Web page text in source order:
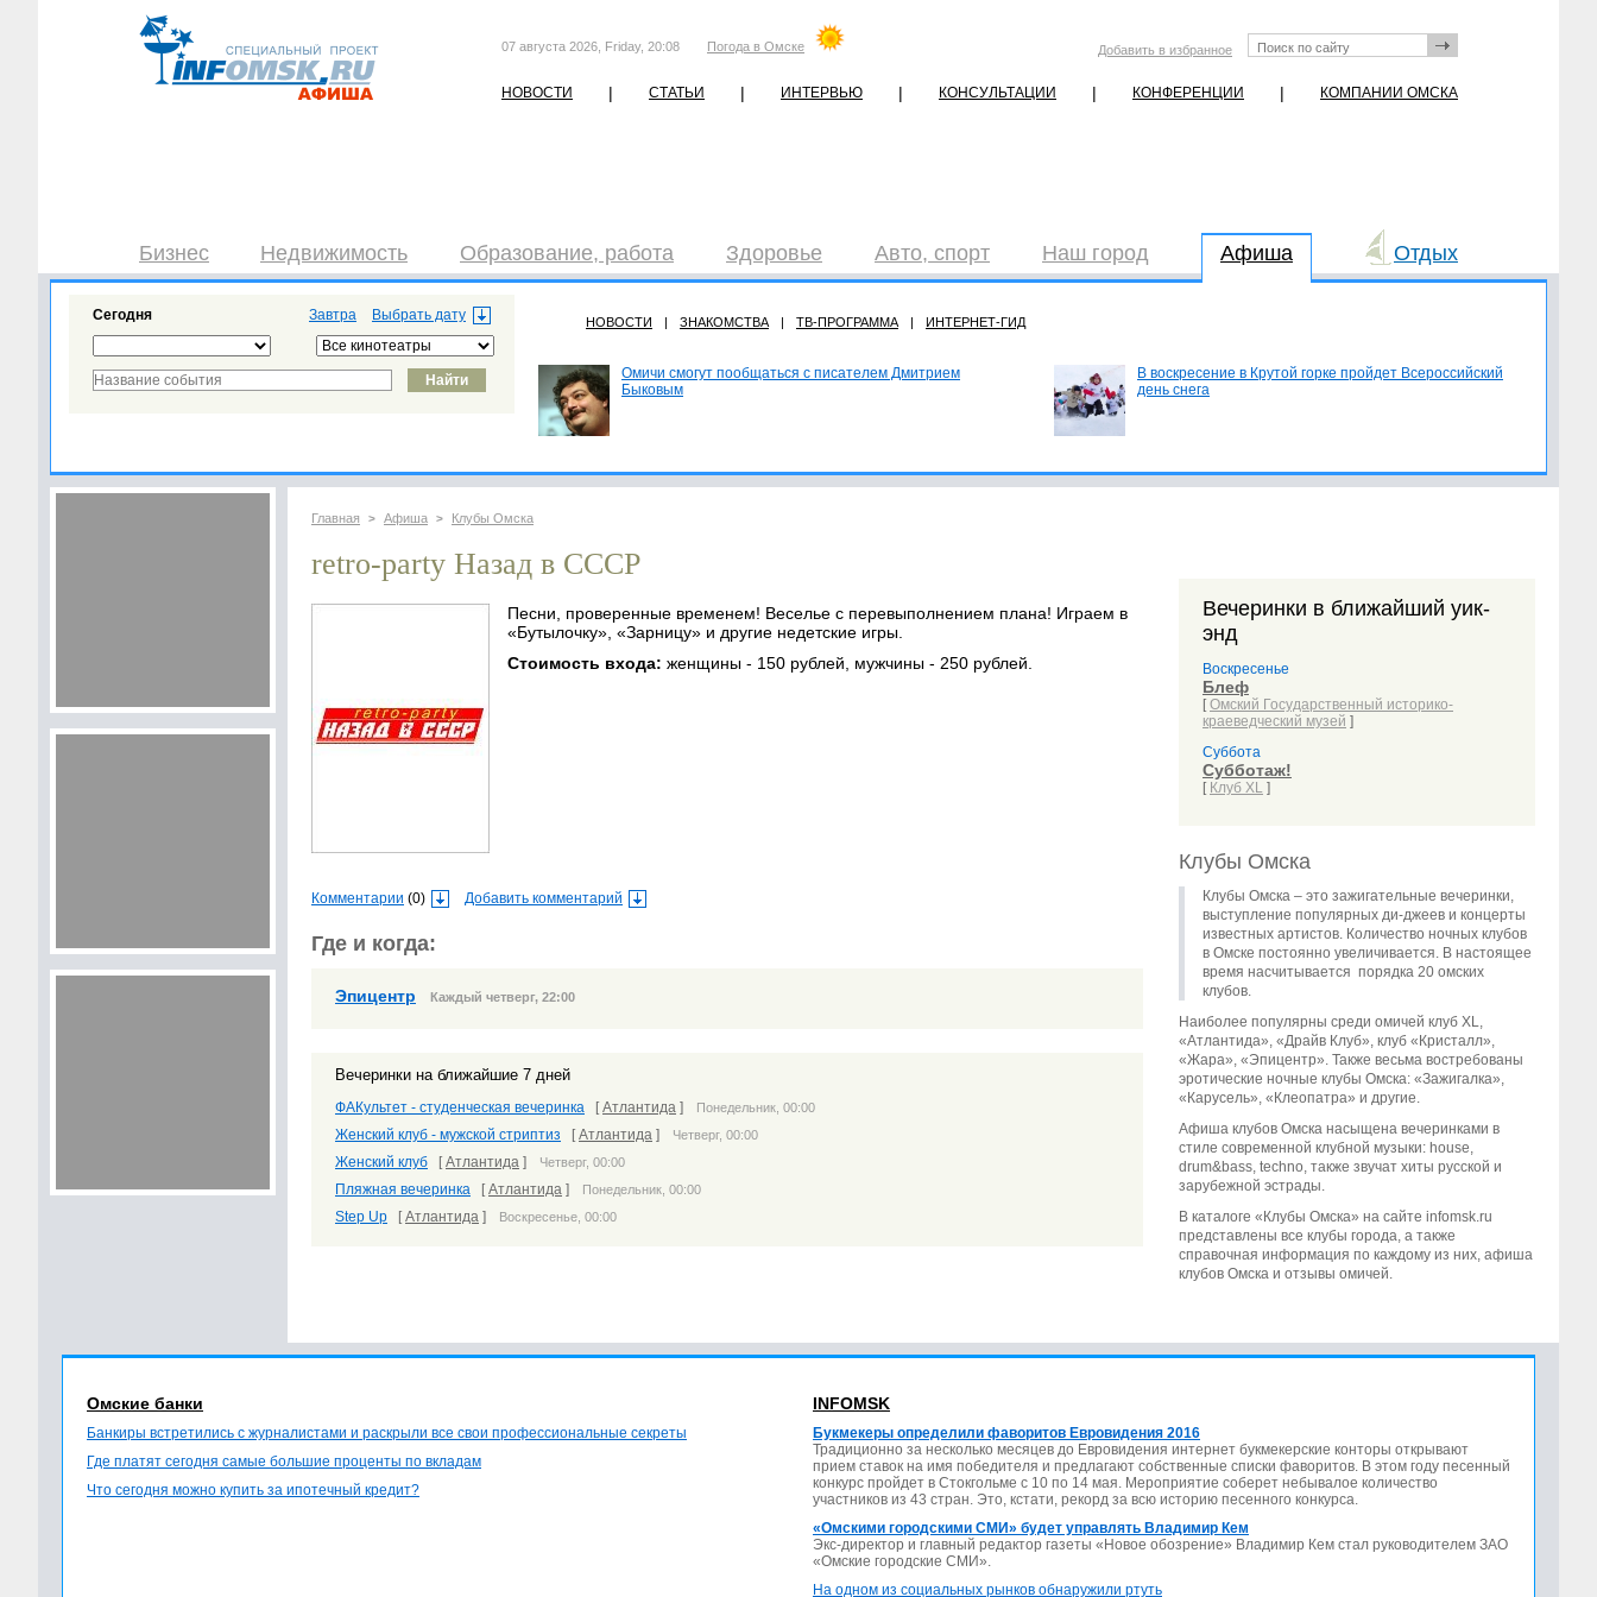
07 августа 2026, Friday, 20:08 Погода в Омске Добавить в избранное
НОВОСТИ | СТАТЬИ | ИНТЕРВЬЮ | КОНСУЛЬТАЦИИ | КОНФЕРЕНЦИИ | КОМПАНИИ ОМСКА
Бизнес Недвижимость Образование, работа Здоровье Авто, спорт Наш город Афиша Отдых
Завтра
Сегодня НОВОСТИ | ЗНАКОМСТВА | ТВ-ПРОГРАММА | ИНТЕРНЕТ-ГИД
Омичи смогут пообщаться с писателем Дмитрием
Быковым
В воскресение в Крутой горке пройдет Всероссийский
день снега
Главная > Афиша > Клубы Омска
retro-party Назад в СССР
Песни, проверенные временем! Веселье с перевыполнением плана! Играем в
«Бутылочку», «Зарницу» и другие недетские игры.
Стоимость входа: женщины - 150 рублей, мужчины - 250 рублей.
Комментарии (0) Добавить комментарий
Где и когда:
Эпицентр Каждый четверг, 22:00
Вечеринки на ближайшие 7 дней
ФАКультет - студенческая вечеринка [Атлантида ] Понедельник, 00:00
Женский клуб - мужской стриптиз [Атлантида ] Четверг, 00:00
Женский клуб [Атлантида ] Четверг, 00:00
Пляжная вечеринка [Атлантида ] Понедельник, 00:00
Step Up [Атлантида ] Воскресенье, 00:00
Вечеринки в ближайший уик-
энд
Воскресенье
Блеф
[Омский Государственный историко-
краеведческий музей ]
Суббота
Субботаж!
[ Клуб XL ]
Клубы Омска
Клубы Омска – это зажигательные вечеринки,
выступление популярных ди-джеев и концерты
известных артистов. Количество ночных клубов
в Омске постоянно увеличивается. В настоящее
время насчитывается порядка 20 омских
клубов.
Наиболее популярны среди омичей клуб ХL,
«Атлантида», «Драйв Клуб», клуб «Кристалл»,
«Жара», «Эпицентр». Также весьма востребованы
эротические ночные клубы Омска: «Зажигалка»,
«Карусель», «Клеопатра» и другие.
Афиша клубов Омска насыщена вечеринками в
стиле современной клубной музыки: house,
drum&bass, techno, также звучат хиты русской и
зарубежной эстрады.
В каталоге «Клубы Омска» на сайте infomsk.ru
представлены все клубы города, а также
справочная информация по каждому из них, афиша
клубов Омска и отзывы омичей.
Омские банки
Банкиры встретились с журналистами и раскрыли все свои профессиональные секреты
Где платят сегодня самые большие проценты по вкладам
Что сегодня можно купить за ипотечный кредит?
INFOMSK
Букмекеры определили фаворитов Евровидения 2016
Традиционно за несколько месяцев до Евровидения интернет букмекерские конторы открывают
прием ставок на имя победителя и предлагают собственные списки фаворитов. В этом году песенный
конкурс пройдет в Стокгольме с 10 по 14 мая. Мероприятие соберет небывалое количество
участников из 43 стран. Это, кстати, рекорд за всю историю песенного конкурса.
«Омскими городскими СМИ» будет управлять Владимир Кем
Экс-директор и главный редактор газеты «Новое обозрение» Владимир Кем стал руководителем ЗАО
«Омские городские СМИ».
На одном из социальных рынков обнаружили ртуть